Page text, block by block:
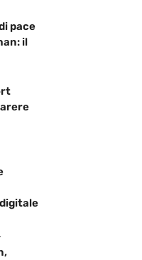
pace
il